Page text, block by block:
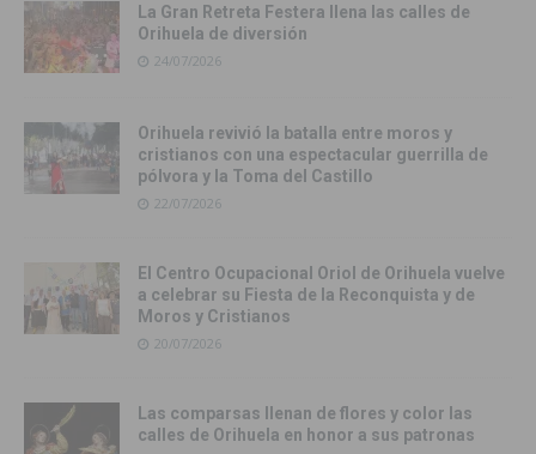
La Gran Retreta Festera llena las calles de
Orihuela de diversión
24/07/2026
Orihuela revivió la batalla entre moros y
cristianos con una espectacular guerrilla de
pólvora y la Toma del Castillo
22/07/2026
El Centro Ocupacional Oriol de Orihuela vuelve
a celebrar su Fiesta de la Reconquista y de
Moros y Cristianos
20/07/2026
Las comparsas llenan de flores y color las
calles de Orihuela en honor a sus patronas